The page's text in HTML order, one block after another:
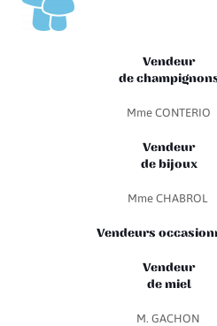
Vendeur
de
Mme CONTERIO
Vendeur
de bijoux
Mme CHABROL
Vendeurs
Vendeur
de miel
M. GACHON